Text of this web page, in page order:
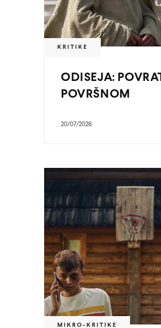
KRITIKE
ODISEJA:
POVRŠNOM
20/07/2026
MIKRO-KRITIKE